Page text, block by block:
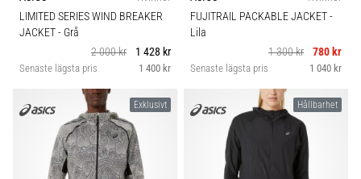
plantar
fasciit.
beror
5. 8. 2026
9 min. läsning
LIMITED SERIES WIND BREAKER
JACKET- Grå
2 000 kr
1 428 kr
Senaste lägsta pris 1 400 kr
FUJITRAIL PACKABLE JACKET-
Lila
1 300 kr
780 kr
Senaste lägsta pris 1 040 kr
Exklusivt Hållbarhet